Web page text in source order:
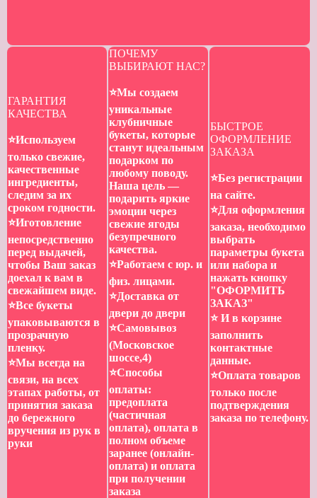
ГАРАНТИЯ
КАЧЕСТВА
⭐️Используем
только свежие,
качественные
ингредиенты,
следим за их
сроком годности.
⭐️Иготовление
непосредственно
перед выдачей,
чтобы Ваш заказ
доехал к вам в
свежайшем виде.
⭐️Все букеты
упаковываются в
прозрачную
пленку.
⭐️Мы всегда на
связи, на всех
этапах работы, от
принятия заказа
до бережного
вручения из рук в
руки
ПОЧЕМУ
ВЫБИРАЮТ НАС?
⭐️Мы создаем
уникальные
клубничные
букеты, которые
станут идеальным
подарком по
любому поводу.
Наша цель —
подарить яркие
эмоции через
свежие ягоды
безупречного
качества.
⭐️Работаем с юр. и
физ. лицами.
⭐️Доставка от
двери до двери
⭐️Самовывоз
(Московское
шоссе,4)
⭐️Способы
оплаты:
предоплата
(частичная
оплата), оплата в
полном объеме
заранее (онлайн-
оплата) и оплата
при получении
заказа
БЫСТРОЕ
ОФОРМЛЕНИЕ
ЗАКАЗА
⭐️Без регистрации
на сайте.
⭐️Для оформления
заказа, необходимо
выбрать
параметры букета
или набора и
нажать кнопку
"ОФОРМИТЬ
ЗАКАЗ"
⭐️ И в корзине
заполнить
контактные
данные.
⭐️Оплата товаров
только после
подтверждения
заказа по телефону.